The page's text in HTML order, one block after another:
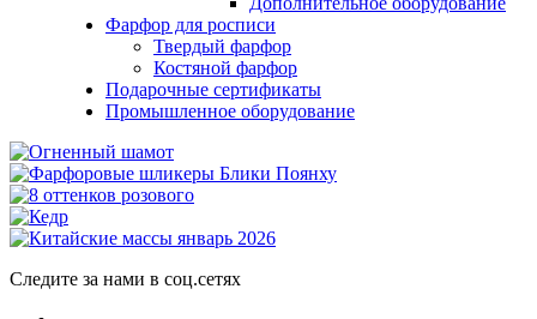
Фарфор для росписи
Твердый фарфор
Костяной фарфор
Подарочные сертификаты
Промышленное оборудование
Следите за нами в соц.сетях